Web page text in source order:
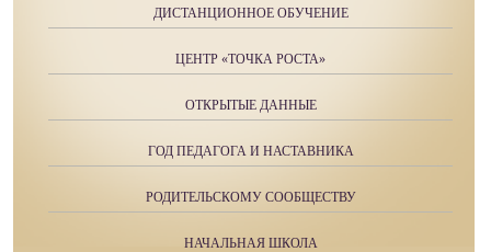
ДИСТАНЦИОННОЕ ОБУЧЕНИЕ
ЦЕНТР «ТОЧКА РОСТА»
ОТКРЫТЫЕ ДАННЫЕ
ГОД ПЕДАГОГА И НАСТАВНИКА
РОДИТЕЛЬСКОМУ СООБЩЕСТВУ
НАЧАЛЬНАЯ ШКОЛА